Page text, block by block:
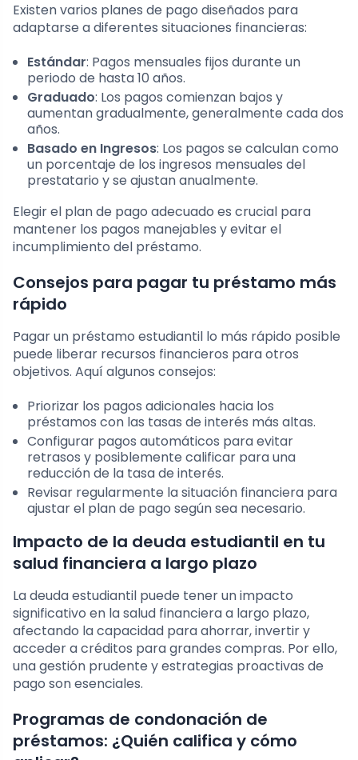
Existen varios planes de pago diseñados para
adaptarse a diferentes situaciones financieras:
Estándar: Pagos mensuales fijos durante un
periodo de hasta 10 años.
Graduado: Los pagos comienzan bajos y
aumentan gradualmente, generalmente cada dos
años.
Basado en Ingresos: Los pagos se calculan como
un porcentaje de los ingresos mensuales del
prestatario y se ajustan anualmente.
Elegir el plan de pago adecuado es crucial para
mantener los pagos manejables y evitar el
incumplimiento del préstamo.
Consejos para pagar tu préstamo más
rápido
Pagar un préstamo estudiantil lo más rápido posible
puede liberar recursos financieros para otros
objetivos. Aquí algunos consejos:
Priorizar los pagos adicionales hacia los
préstamos con las tasas de interés más altas.
Configurar pagos automáticos para evitar
retrasos y posiblemente calificar para una
reducción de la tasa de interés.
Revisar regularmente la situación financiera para
ajustar el plan de pago según sea necesario.
Impacto de la deuda estudiantil en tu
salud financiera a largo plazo
La deuda estudiantil puede tener un impacto
significativo en la salud financiera a largo plazo,
afectando la capacidad para ahorrar, invertir y
acceder a créditos para grandes compras. Por ello,
una gestión prudente y estrategias proactivas de
pago son esenciales.
Programas de condonación de
préstamos: ¿Quién califica y cómo